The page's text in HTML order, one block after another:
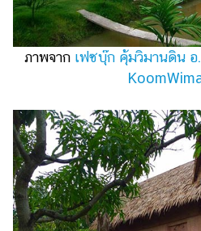
ร่วม
งาน
กับ
ภาพจาก เฟซบุ๊ก คุ้มวิมานดิน อ.